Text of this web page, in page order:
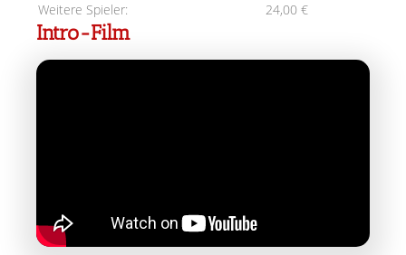
Weitere Spieler:
24,00 €
Intro-Film